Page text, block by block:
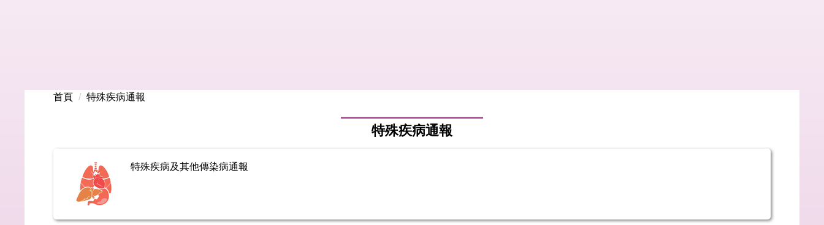
首頁 特殊疾病通報
特殊疾病通報
特殊疾病及其他傳染病通報